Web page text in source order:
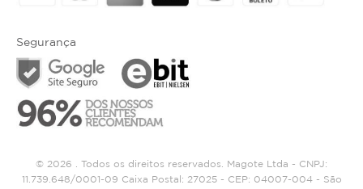
Segurança
© 2026 . Todos os direitos reservados. Magote Ltda - CNPJ:
11.739.648/0001-09 Caixa Postal: 27025 - CEP: 04007-004 - São